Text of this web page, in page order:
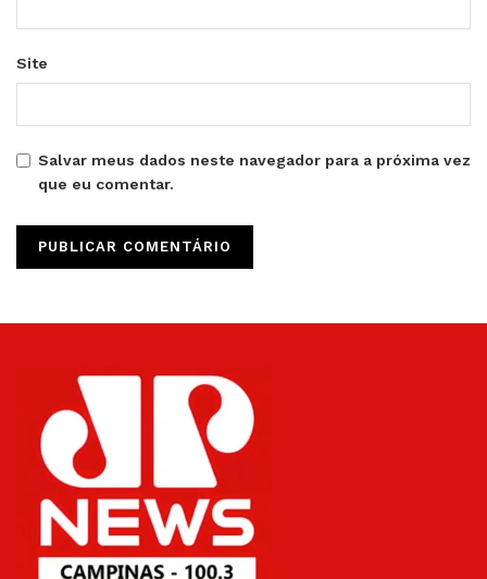
Site
Salvar meus dados neste navegador para a próxima vez
que eu comentar.